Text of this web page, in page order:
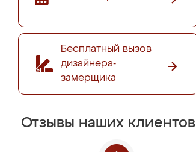
Бесплатный вызов
дизайнера-
замерщика
Отзывы наших клиентов